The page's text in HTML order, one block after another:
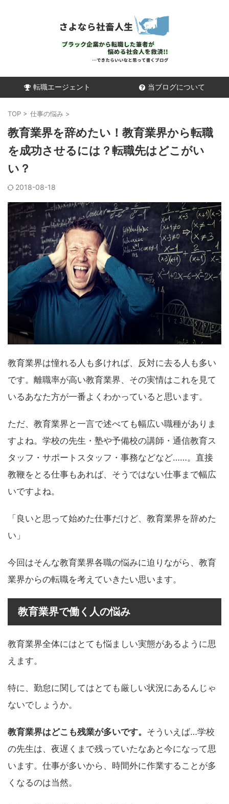
転職エージェント 当ブログについて
TOP > 仕事の悩み >
教育業界を辞めたい！教育業界から転職
を成功させるには？転職先はどこがい
い？
2018-08-18
教育業界は憧れる人も多ければ、反対に去る人も多い
です。離職率が高い教育業界、その実情はこれを見て
いるあなた方が一番よくわかっていると思います。
ただ、教育業界と一言で述べても幅広い職種がありま
すよね。学校の先生・塾や予備校の講師・通信教育ス
タッフ・サポートスタッフ・事務などなど……。直接
教鞭をとる仕事もあれば、そうではない仕事まで幅広
いですよね。
「良いと思って始めた仕事だけど、教育業界を辞めた
い」
今回はそんな教育業界各職の悩みに迫りながら、教育
業界からの転職を考えていきたい思います。
教育業界で働く人の悩み
教育業界全体にはとても悩ましい実態があるように思
えます。
特に、勤怠に関してはとても厳しい状況にあるんじゃ
ないでしょうか。
教育業界はどこも残業が多いです。 そういえば…学校
の先生は、夜遅くまで残っていたなあと今になって思
います。仕事が多いから、時間外に作業することが多
くなるのは当然。